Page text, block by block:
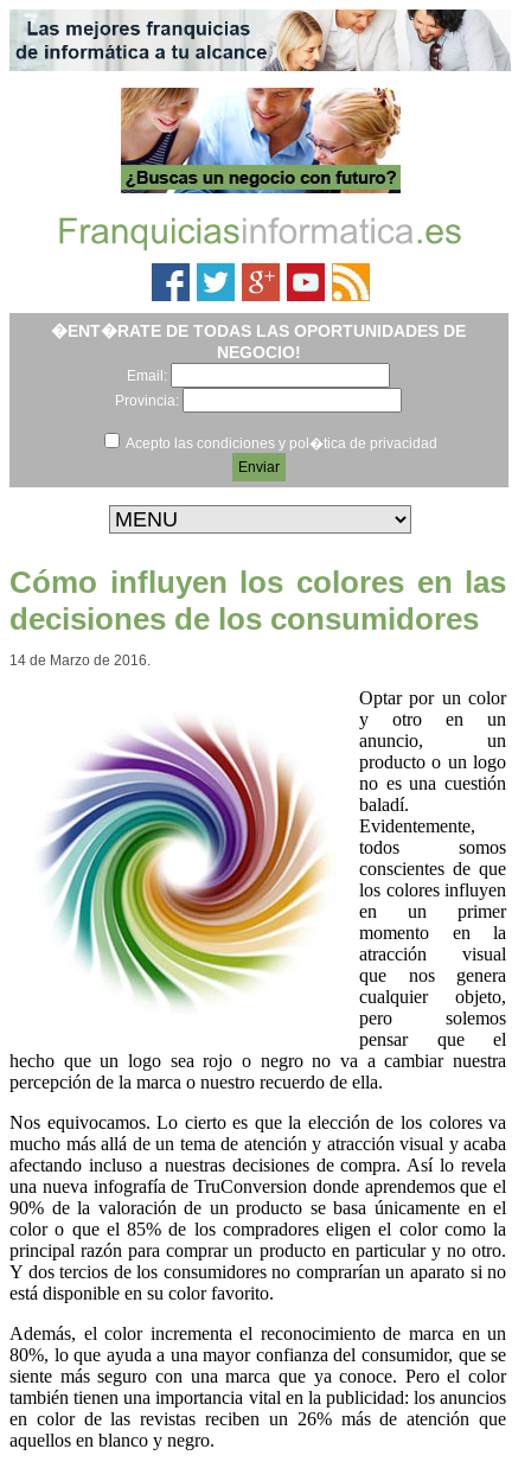
�ENT�RATE DE TODAS LAS OPORTUNIDADES DE
NEGOCIO!
Email:
Provincia:
Acepto las condiciones y pol�tica de privacidad
Cómo influyen los colores en las
decisiones de los consumidores
14 de Marzo de 2016.
Optar por un color
y otro en un
anuncio, un
producto o un logo
no es una cuestión
baladí.
Evidentemente,
todos somos
conscientes de que
los colores influyen
en un primer
momento en la
atracción visual
que nos genera
cualquier objeto,
pero solemos
pensar que el
hecho que un logo sea rojo o negro no va a cambiar nuestra
percepción de la marca o nuestro recuerdo de ella.
Nos equivocamos. Lo cierto es que la elección de los colores va
mucho más allá de un tema de atención y atracción visual y acaba
afectando incluso a nuestras decisiones de compra. Así lo revela
una nueva infografía de TruConversion donde aprendemos que el
90% de la valoración de un producto se basa únicamente en el
color o que el 85% de los compradores eligen el color como la
principal razón para comprar un producto en particular y no otro.
Y dos tercios de los consumidores no comprarían un aparato si no
está disponible en su color favorito.
Además, el color incrementa el reconocimiento de marca en un
80%, lo que ayuda a una mayor confianza del consumidor, que se
siente más seguro con una marca que ya conoce. Pero el color
también tienen una importancia vital en la publicidad: los anuncios
en color de las revistas reciben un 26% más de atención que
aquellos en blanco y negro.